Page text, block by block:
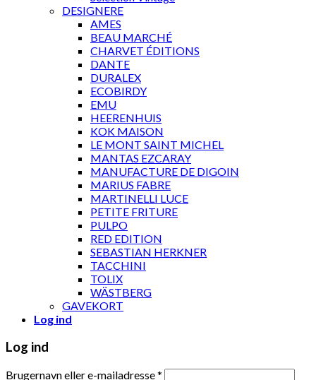
DESIGNERE
AMES
BEAU MARCHÉ
CHARVET ÉDITIONS
DANTE
DURALEX
ECOBIRDY
EMU
HEERENHUIS
KOK MAISON
LE MONT SAINT MICHEL
MANTAS EZCARAY
MANUFACTURE DE DIGOIN
MARIUS FABRE
MARTINELLI LUCE
PETITE FRITURE
PULPO
RED EDITION
SEBASTIAN HERKNER
TACCHINI
TOLIX
WÄSTBERG
GAVEKORT
Log ind
Log ind
Brugernavn eller e-mailadresse*